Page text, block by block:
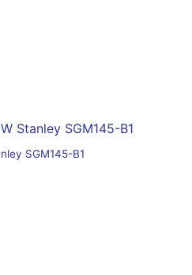
SGM145-B1